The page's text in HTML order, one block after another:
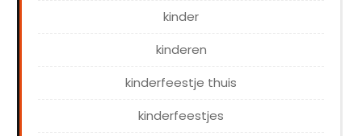
kinder
kinderen
kinderfeestje thuis
kinderfeestjes